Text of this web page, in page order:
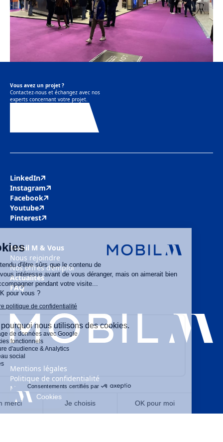
Vous avez un projet ?
Contactez-nous et échangez avec nos
experts concernant votre projet.
LinkedIn
Instagram
Facebook
Youtube
Pinterest
Mobil M & Vous
Nous rejoindre
Nos offres d’emploi
Actualités
FAQ
Mentions légales
Politique de confidentialité
MOBIL M 2025